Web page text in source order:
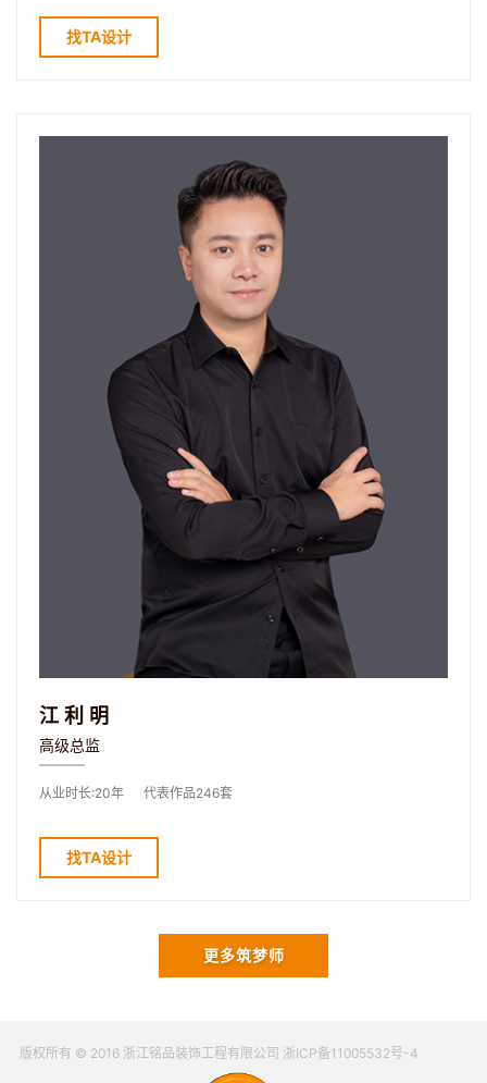
找TA设计
江利明
高级总监
从业时长:20年 代表作品246套
找TA设计
更多筑梦师
版权所有 © 2016 浙江铭品装饰工程有限公司 浙ICP备11005532号-4